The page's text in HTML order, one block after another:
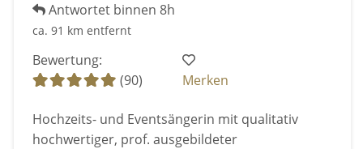
Antwortet binnen 8h
ca. 91 km entfernt
Bewertung:
(90)
Merken
Hochzeits- und Eventsängerin mit qualitativ
hochwertiger, prof. ausgebildeter